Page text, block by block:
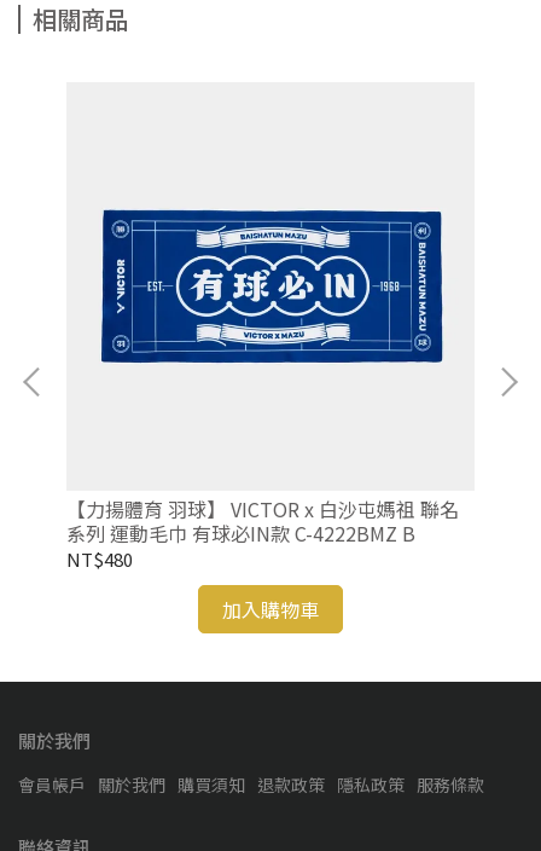
相關商品
【力揚體育 羽球】 VICTOR x 白沙屯媽祖 聯名
系列 運動毛巾 有球必IN款 C-4222BMZ B
NT$480
加入購物車
關於我們
會員帳戶 關於我們 購買須知 退款政策 隱私政策 服務條款